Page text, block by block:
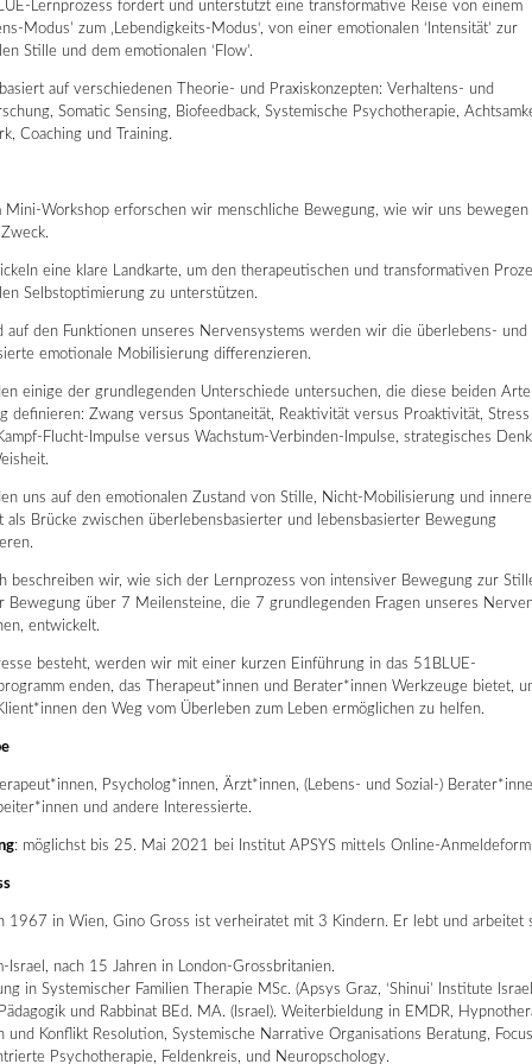
Lernprozess fördert und unterstützt eine transformative Reise von einem
Modus’ zum ‚Lebendigkeits-Modus‘, von einer emotionalen ‘Intensität’ zur
Stille und dem emotionalen ‘Flow’.
auf verschiedenen Theorie- und Praxiskonzepten: Verhaltens- und
Somatic Sensing, Biofeedback, Systemische Psychotherapie,
Coaching und Training.
Mini-Workshop erforschen wir menschliche Bewegung, wie wir uns bewegen
eine klare Landkarte, um den therapeutischen und transformativen
Selbstoptimierung zu unterstützen.
auf den Funktionen unseres Nervensystems werden wir die überlebens- und
emotionale Mobilisierung differenzieren.
einige der grundlegenden Unterschiede untersuchen, die diese beiden
definieren: Zwang versus Spontaneität, Reaktivität versus Proaktivität,
Flucht-Impulse versus Wachstum-Verbinden-Impulse, strategisches
uns auf den emotionalen Zustand von Stille, Nicht-Mobilisierung und
als Brücke zwischen überlebensbasierter und lebensbasierter Bewegung
beschreiben wir, wie sich der Lernprozess von intensiver Bewegung zur
Bewegung über 7 Meilensteine, die 7 grundlegenden Fragen unseres
entwickelt.
besteht, werden wir mit einer kurzen Einführung in das 51BLUE-
enden, das Therapeut*innen und Berater*innen Werkzeuge bietet,
den Weg vom Überleben zum Leben ermöglichen zu helfen.
Psycholog*innen, Ärzt*innen, (Lebens- und Sozial-)
und andere Interessierte.
: möglichst bis 25. Mai 2021 bei Institut APSYS mittels Online-
1967 in Wien, Gino Gross ist verheiratet mit 3 Kindern. Er lebt und arbeitet
Israel, nach 15 Jahren in London-Grossbritanien.
in Systemischer Familien Therapie MSc. (Apsys Graz, ‘Shinui’ Institute
und Rabbinat BEd. MA. (Israel). Weiterbieldung in EMDR,
und Konflikt Resolution, Systemische Narrative Organisations Beratung,
Psychotherapie, Feldenkreis, und Neuropschology.